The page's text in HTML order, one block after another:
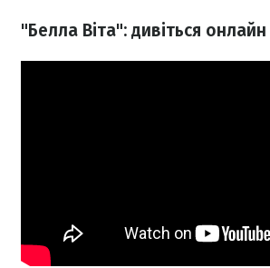
"Белла Віта": дивіться онлайн